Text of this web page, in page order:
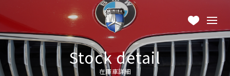
Stock detail
在庫車詳細